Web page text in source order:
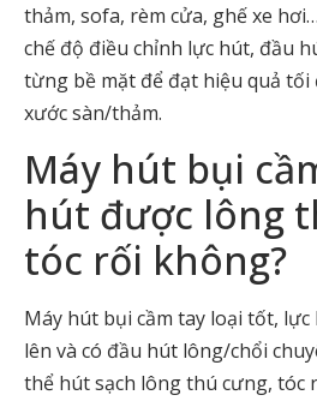
thảm, sofa, rèm cửa, ghế xe
chế độ điều chỉnh lực hút, đầu
từng bề mặt để đạt hiệu quả tối
xước sàn/thảm.
Máy hút bụi
hút được lông
tóc rối không?
Máy hút bụi cầm tay loại tốt,
lên và có đầu hút lông/chổi
thể hút sạch lông thú cưng, tóc